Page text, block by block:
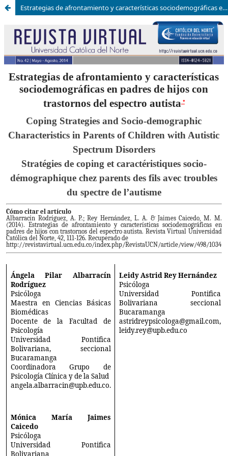
Estrategias de afrontamiento y características sociodemográficas en padres de hijos con trastornos del espectro autista | Coping Strategies and Socio-demographic Characteristics in Parents of Children with Autistic Spectrum Disorders | Stratégies de copin